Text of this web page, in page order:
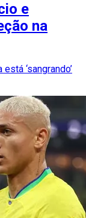
e
na
‘sangrando’